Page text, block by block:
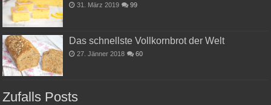
31. März 2019 99
Das schnellste Vollkornbrot der Welt
27. Jänner 2018 60
Zufalls Posts